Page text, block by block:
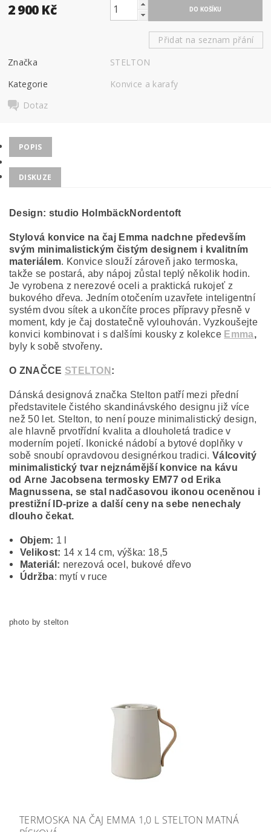
2 900 Kč
Přidat na seznam přání
Značka
STELTON
Kategorie
Konvice a karafy
Dotaz
POPIS
DISKUZE
Design: studio HolmbäckNordentoft
Stylová konvice na čaj Emma nadchne především
svým minimalistickým čistým designem i kvalitním
materiálem. Konvice slouží zároveň jako termoska,
takže se postará, aby nápoj zůstal teplý několik hodin.
Je vyrobena z nerezové oceli a praktická rukojeť z
bukového dřeva. Jedním otočením uzavřete inteligentní
systém dvou sítek a ukončíte proces přípravy přesně v
moment, kdy je čaj dostatečně vylouhován. Vyzkoušejte
konvici kombinovat i s dalšími kousky z kolekce Emma,
byly k sobě stvořeny.
O ZNAČCE STELTON :
Dánská designová značka Stelton patří mezi přední
představitele čistého skandinávského designu již více
než 50 let. Stelton, to není pouze minimalistický design,
ale hlavně prvotřídní kvalita a dlouholetá tradice v
moderním pojetí. Ikonické nádobí a bytové doplňky v
sobě snoubí opravdovou designérkou tradici.Válcovitý
minimalistický tvar nejznámější konvice na kávu
od Arne Jacobsena termosky EM77 od Erika
Magnussena, se stal nadčasovou ikonou oceněnou i
prestižní ID-prize a další ceny na sebe nenechaly
dlouho čekat.
Objem: 1 l
Velikost: 14 x 14 cm, výška: 18,5
Materiál: nerezová ocel, bukové dřevo
Údržba: mytí v ruce
photo by stelton
TERMOSKA NA ČAJ EMMA 1,0 L STELTON MATNÁ